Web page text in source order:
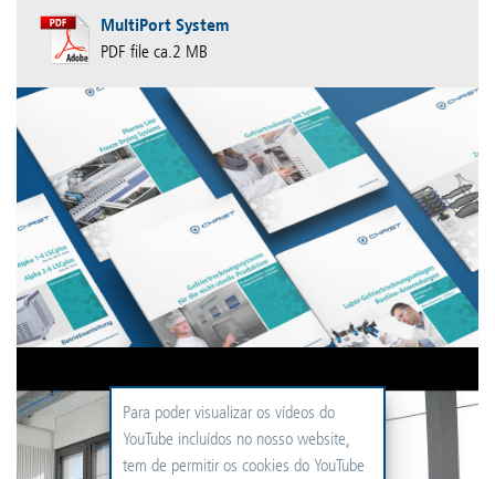
MultiPort System
PDF file ca.2 MB
Para poder visualizar os vídeos do
YouTube incluídos no nosso website,
tem de permitir os cookies do YouTube